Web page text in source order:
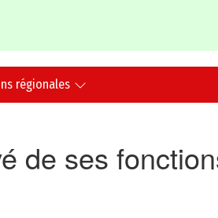
régionales
de ses